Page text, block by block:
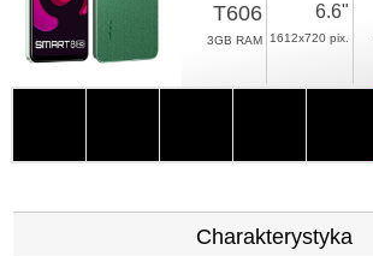
T606
3GB RAM
6.6"
1612x720 pix.
Charakterystyka